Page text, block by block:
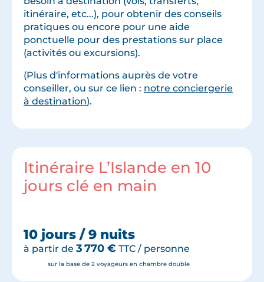
itinéraire, etc...), pour obtenir des conseils
pratiques ou encore pour une aide
ponctuelle pour des prestations sur place
(activités ou excursions).
(Plus d'informations auprès de votre
conseiller, ou sur ce lien : notre conciergerie
à destination).
Itinéraire L’Islande en 10
jours clé en main
10 jours / 9 nuits
à partir de 3 770 € TTC / personne
sur la base de 2 voyageurs en chambre double